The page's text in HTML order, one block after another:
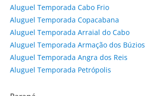
Aluguel Temporada Cabo Frio
Aluguel Temporada Copacabana
Aluguel Temporada Arraial do Cabo
Aluguel Temporada Armação dos Búzios
Aluguel Temporada Angra dos Reis
Aluguel Temporada Petrópolis